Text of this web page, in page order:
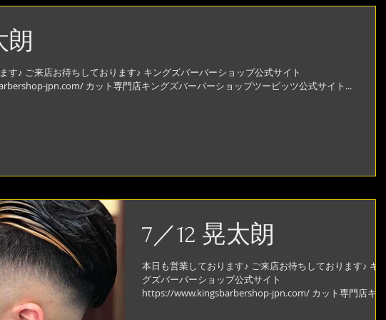
朗
す♪ ご来店お待ちしております♪ キングズバーバーショップ公式サイト
jpn.com/ カット専門店キングズバーバーショップツービッツ公式サイト...
7／12 晃太朗
本日も営業しております♪ ご来店お待ちしております♪ キ
グズバーバーショップ公式サイト
https://www.kingsbarbershop-jpn.com/ カット専門店キン